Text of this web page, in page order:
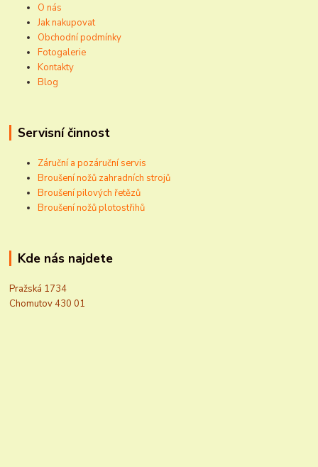
O nás
Jak nakupovat
Obchodní podmínky
Fotogalerie
Kontakty
Blog
Servisní činnost
Záruční a pozáruční servis
Broušení nožů zahradních strojů
Broušení pilových řetězů
Broušení nožů plotostřihů
Kde nás najdete
Pražská 1734
Chomutov 430 01